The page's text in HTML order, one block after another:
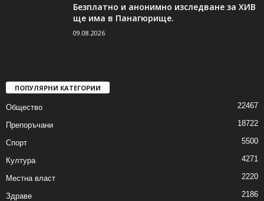
Безплатно и анонимно изследване за ХИВ
ще има в Панагюрище.
09.08.2026
ПОПУЛЯРНИ КАТЕГОРИИ
Общество 22467
Препоръчани 18722
Спорт 5500
Култура 4271
Местна власт 2220
Здраве 2186